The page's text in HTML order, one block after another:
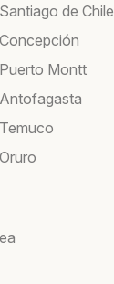
de Chile
Montt